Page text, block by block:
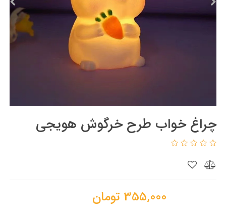
چراغ خواب طرح خرگوش هویجی
355,000 تومان